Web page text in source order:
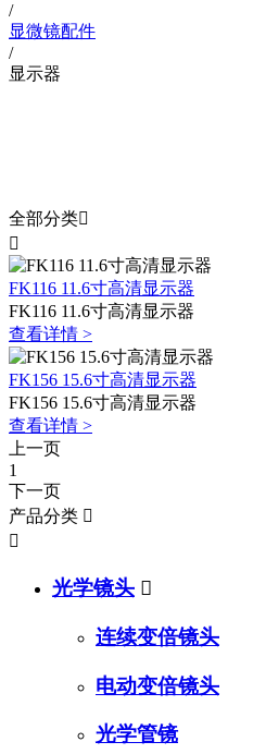
/
显微镜配件
/
显示器
全部分类

FK116 11.6寸高清显示器
FK116 11.6寸高清显示器
查看详情 >
FK156 15.6寸高清显示器
FK156 15.6寸高清显示器
查看详情 >
上一页
1
下一页
产品分类 

光学镜头 
连续变倍镜头
电动变倍镜头
光学管镜